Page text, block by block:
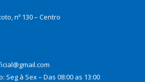
nº 130 – Centro
à Sex – Das 08:00 as 13:00